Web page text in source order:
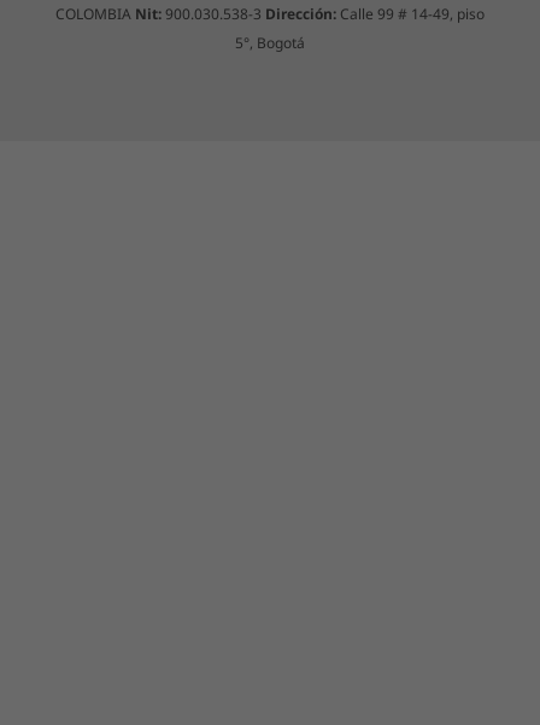
COLOMBIA Nit:900.030.538-3 Dirección: Calle 99 # 14-49, piso
5°, Bogotá